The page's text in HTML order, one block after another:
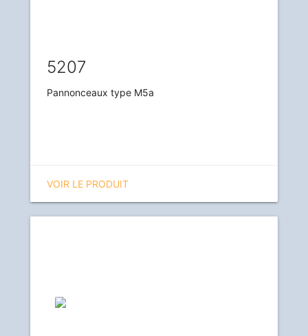
5207
Pannonceaux type M5a
VOIR LE PRODUIT